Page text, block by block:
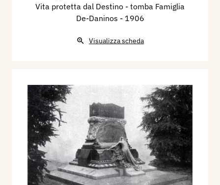
Vita protetta dal Destino - tomba Famiglia
De-Daninos - 1906
Visualizza scheda